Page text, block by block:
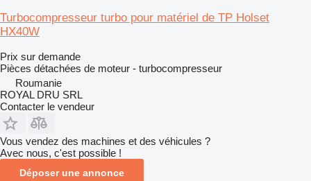
Turbocompresseur turbo pour matériel de TP Holset
HX40W
Prix sur demande
Pièces détachées de moteur - turbocompresseur
Roumanie
ROYAL DRU SRL
Contacter le vendeur
Vous vendez des machines et des véhicules ?
Avec nous, c'est possible !
Déposer une annonce